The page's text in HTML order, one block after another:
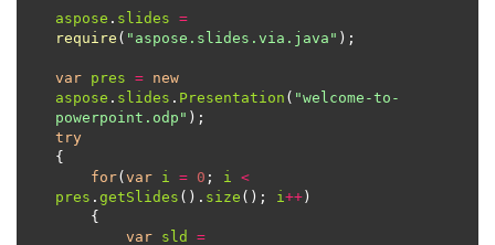
aspose . slides =
require ( "aspose.slides.via.java"
var pres = new
aspose . slides . Presentation ( "welcome-to-
powerpoint.odp"
try
for( var i = 0 ; i <
pres . getSlides (). size (); i++
var sld =